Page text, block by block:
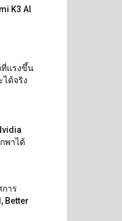
K3 AI
ที่แรงขึ้น
ได้จริง
พาได้
าร
Better